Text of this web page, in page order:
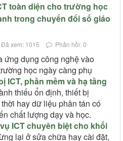
toàn diện cho trường học
trong chuyển đổi số giáo
Đã xem: 1015 Phản hồi: 0
ứng dụng công nghệ vào
học ngày càng phụ
ICT, phần mềm và hạ tầng
thiếu ổn định, thiết bị
hay dữ liệu phân tán có
chất lượng dạy và học.
ICT chuyên biệt cho khối
lại ở sửa chữa hay cài đặt,